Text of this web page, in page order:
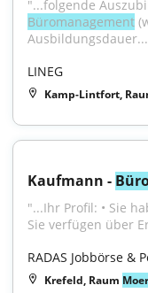
Büromanagement
LINEG
Kamp-Lintfort,
Kaufmann -
"...Ihr Profil: • Sie
Sie verfügen über
RADAS Jobbörse &
Krefeld, Raum